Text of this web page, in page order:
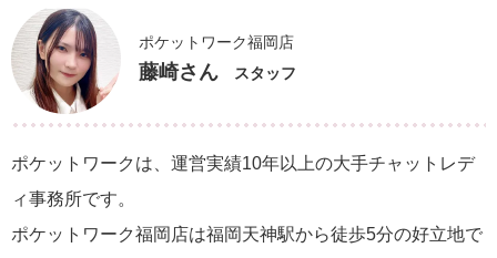
ポケットワーク福岡店
藤崎さん スタッフ
ポケットワークは、運営実績10年以上の大手チャットレデ
ィ事務所です。
ポケットワーク福岡店は福岡天神駅から徒歩5分の好立地で